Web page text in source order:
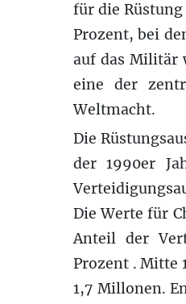
für die
Prozent, bei
auf das Militär
eine der
Weltmacht.
Die
der 1990er
Die Werte für
Anteil der
Prozent . Mitte
1,7 Millonen.